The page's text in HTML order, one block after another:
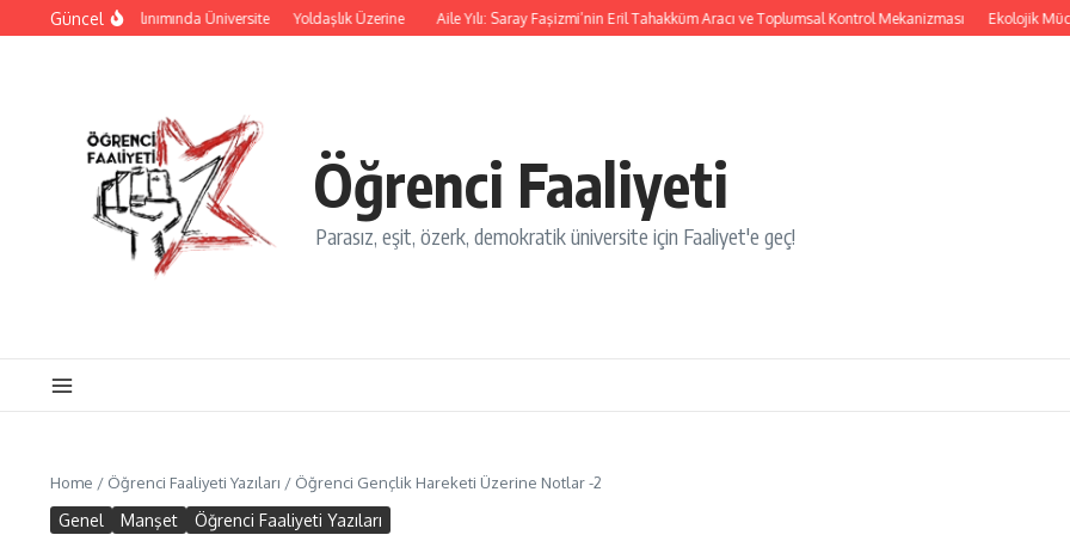
İçeriğe atla
Güncel
ve Yok Oluş Salınımında Üniversite Yoldaşlık Üzerine Aile Yılı: Saray Faşizmi’nin Eril Tahakküm Aracı ve Toplumsal Kontrol Mekanizması Ekolojik
Öğrenci Faaliyeti
Parasız, eşit, özerk, demokratik üniversite için Faaliyet'e geç!
Home / Öğrenci Faaliyeti Yazıları / Öğrenci Gençlik Hareketi Üzerine Notlar -2
Genel Manşet Öğrenci Faaliyeti Yazıları